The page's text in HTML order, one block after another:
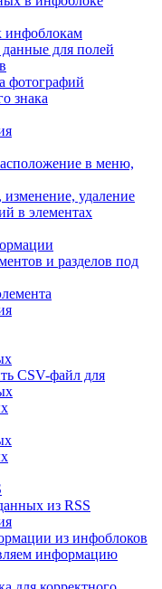
инфоблокам
для полей
фотографий
знака
в меню,
удаление
в элементах
и разделов под
CSV-файл для
из RSS
из инфоблоков
информацию